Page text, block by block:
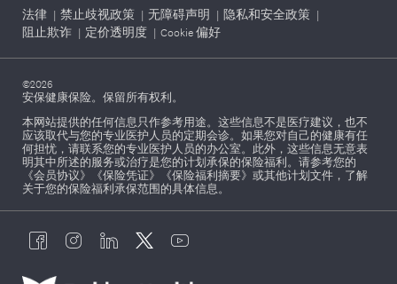
法律 | 禁止歧视政策 | 无障碍声明 | 隐私和安全政策 |
阻止欺诈 | 定价透明度 | Cookie 偏好
©2026
安保健康保险。保留所有权利。
本网站提供的任何信息只作参考用途。这些信息不是医疗建议，也不
应该取代与您的专业医护人员的定期会诊。如果您对自己的健康有任
何担忧，请联系您的专业医护人员的办公室。此外，这些信息无意表
明其中所述的服务或治疗是您的计划承保的保险福利。请参考您的
《会员协议》《保险凭证》《保险福利摘要》或其他计划文件，了解
关于您的保险福利承保范围的具体信息。